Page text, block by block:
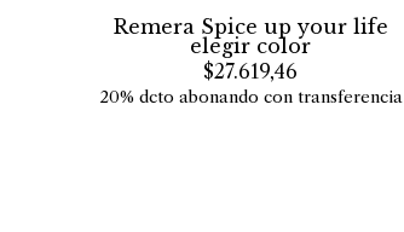
Remera Spice up your life
elegir color
$27.619,46
20% dcto abonando con transferencia